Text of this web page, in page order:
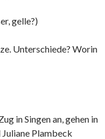
gelle?)
Unterschiede? Worin
in Singen an, gehen in
Plambeck